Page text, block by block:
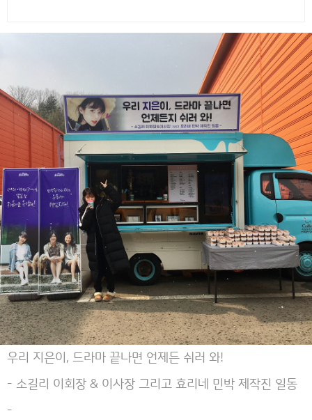
우리 지은이, 드라마 끝나면 언제든 쉬러 와!
- 소길리 이회장 & 이사장 그리고 효리네 민박 제작진 일동
-